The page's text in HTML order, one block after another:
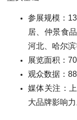
参展规模：
居、仲景食
河北、哈尔
展览面积：
观众数据：
媒体关注：
大品牌影响力